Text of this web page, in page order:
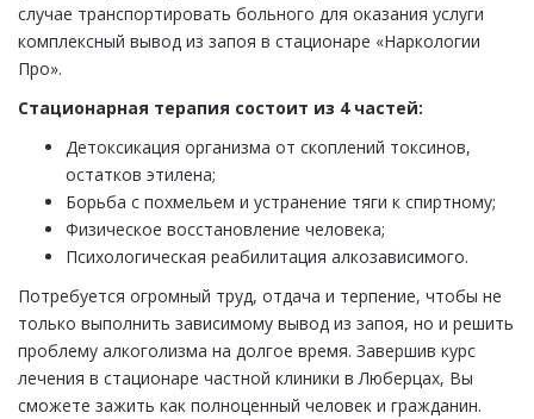
случае транспортировать больного для оказания услуги
комплексный вывод из запоя в стационаре «Наркологии
Про».
Стационарная терапия состоит из 4 частей:
Детоксикация организма от скоплений токсинов,
остатков этилена;
Борьба с похмельем и устранение тяги к спиртному;
Физическое восстановление человека;
Психологическая реабилитация алкозависимого.
Потребуется огромный труд, отдача и терпение, чтобы не
только выполнить зависимому вывод из запоя, но и решить
проблему алкоголизма на долгое время. Завершив курс
лечения в стационаре частной клиники в Люберцах, Вы
сможете зажить как полноценный человек и гражданин.